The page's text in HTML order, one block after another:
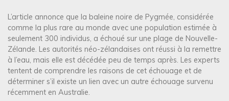
L’article annonce que la baleine noire de Pygmée, considérée
comme la plus rare au monde avec une population estimée à
seulement 300 individus, a échoué sur une plage de Nouvelle-
Zélande. Les autorités néo-zélandaises ont réussi à la remettre
à l’eau, mais elle est décédée peu de temps après. Les experts
tentent de comprendre les raisons de cet échouage et de
déterminer s’il existe un lien avec un autre échouage survenu
récemment en Australie.